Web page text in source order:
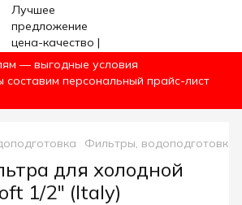
— выгодные условия
составим персональный прайс-лист
Фильтры, водоподготовка
для холодной
1/2" (Italy)